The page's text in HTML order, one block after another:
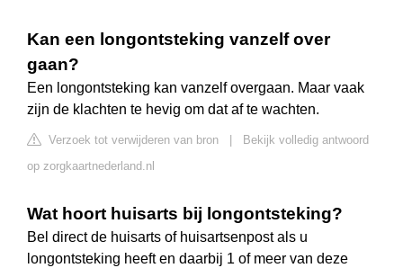
Kan een longontsteking vanzelf over
gaan?
Een longontsteking kan vanzelf overgaan. Maar vaak
zijn de klachten te hevig om dat af te wachten.
Verzoek tot verwijderen van bron
Bekijk volledig antwoord
op zorgkaartnederland.nl
Wat hoort huisarts bij longontsteking?
Bel direct de huisarts of huisartsenpost als u
longontsteking heeft en daarbij 1 of meer van deze